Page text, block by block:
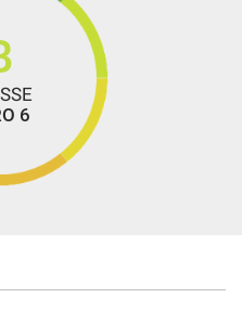
dei sedili anteriori
dark
6